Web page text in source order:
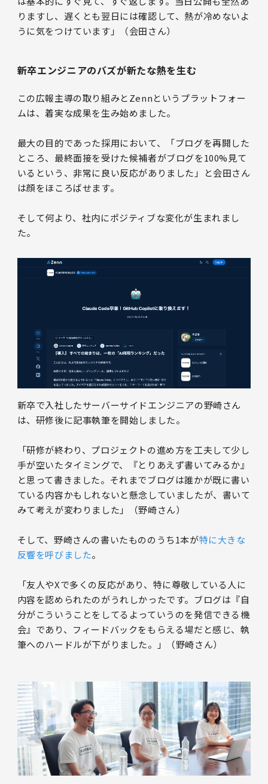
りますし、遅くとも翌日には確認して、熱が冷めないよ
うに気をつけています」（会田さん）
新卒エンジニアのバズが新たな熱を生む
この広報主導の取り組みとZennというプラットフォー
ムは、着実な成果を生み始めました。
最大の目的であった採用において、「ブログを再開した
ところ、最終面接を受けた候補者がブログを100%見て
いるという、非常に良い反応がありました」と会田さん
は顔をほころばせます。
そして何より、社内にポジティブな変化が生まれまし
た。
新卒で入社したサーバーサイドエンジニアの野崎さん
は、研修後に記事執筆を開始しました。
「研修が終わり、プロジェクトの進め方を工夫して少し
手が空いたタイミングで、『とりあえず書いてみるか』
と思って書きました。それまでブログは誰かが既に書い
ている内容かもしれないと懸念していましたが、書いて
みて考えが変わりました」（野崎さん）
そして、野崎さんの書いたもののうち1本が特に大きな
反響を呼びました。
「友人やXで多くの反応があり、特に尊敬している人に
内容を認められたのがうれしかったです。ブログは『自
分がこういうことをしてるよっていうのを発信できる機
会』であり、フィードバックをもらえる場だと感じ、執
筆へのハードルが下がりました。」（野崎さん）